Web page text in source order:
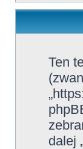
Ten
dalej